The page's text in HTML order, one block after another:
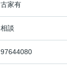
古家有
相談
97644080